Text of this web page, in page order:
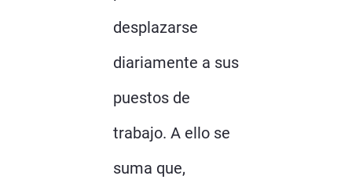
desplazarse
diariamente a sus
puestos de
trabajo. A ello se
suma que,